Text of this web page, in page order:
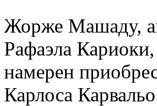
Жорже Машаду,
Рафаэла
намерен
Карлоса